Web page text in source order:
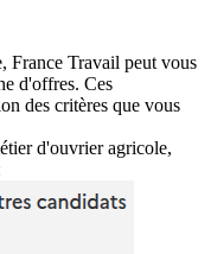
France Travail peut vous
d'offres. Ces
des critères que vous
d'ouvrier agricole,